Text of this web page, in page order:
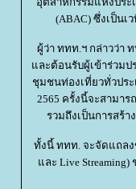
(ABAC) ซึ่งเป็น
ผู้ว่า ททท.ฯ กล่าวว่า
ละต้อนรับผู้เข้าร่วมป
ชุมชนท่องเที่ยวทั่วประ
2565 ครั้งนี้จะสามา
รวมถึงเป็นการสร้
ทั้งนี้ ททท. จะจัดแถลง
ละ Live Streaming)